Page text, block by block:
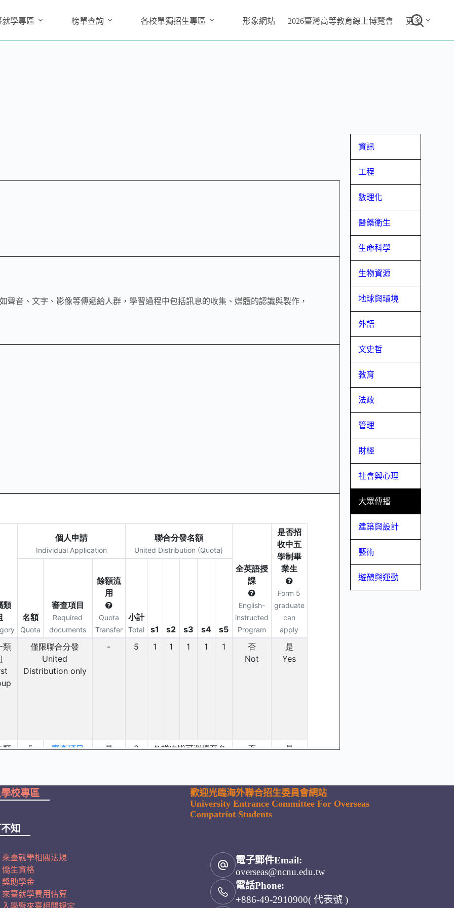
學專區 榜單查詢 各校單獨招生專區 形象網站 2026臺灣高等教育線上博覽會 更多
資訊
工程
數理化
醫藥衛生
生命科學
生物資源
地球與環境
外語
文史哲
教育
法政
管理
財經
社會與心理
大眾傳播
建築與設計
藝術
遊憩與運動
聲音、文字、影像等傳遞給人群，學習過程中包括訊息的收集、媒體的認識與製作，
校專區
知
來臺就學相關法規
僑生資格
獎助學金
來臺就學費用估算
入學暨來臺相關規定
歡迎光臨海外聯合招生委員會網站
University Entrance Committee For Overseas
Compatriot Students
電子郵件Email:
overseas@ncnu.edu.tw
電話Phone:
+886-49-2910900( 代表號 )